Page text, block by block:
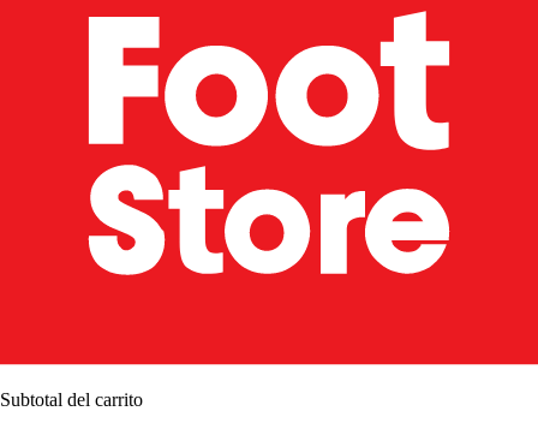
Subtotal del carrito